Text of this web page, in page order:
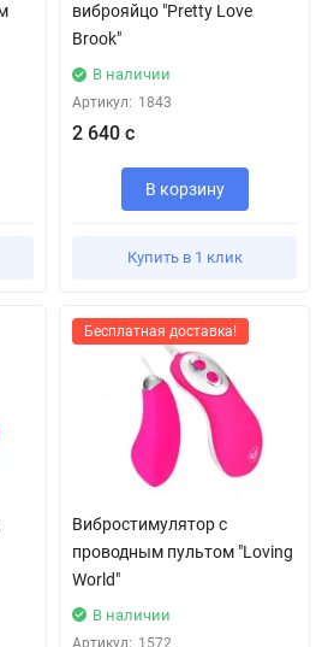
виброяйцо "Pretty Love
Brook"
В наличии
Артикул: 1843
2 640 с
В корзину
Купить в 1 клик
Бесплатная доставка!
Вибростимулятор с
проводным пультом "Loving
World"
В наличии
Артикул: 1572